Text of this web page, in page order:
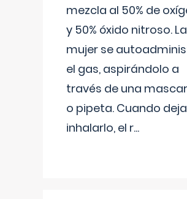
mezcla al 50% de
y 50% óxido nitroso. La
mujer se
el gas, aspirándolo a
través de una
o pipeta. Cuando
inhalarlo, el r...